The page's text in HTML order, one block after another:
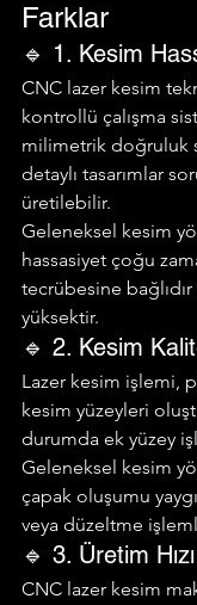
Farklar
🔹 1. Kesim
CNC lazer kesim
kontrollü çalışma
milimetrik doğruluk
detaylı tasarımlar
üretilebilir.
Geleneksel kesim
hassasiyet çoğu
tecrübesine bağlıdır
yüksektir.
🔹 2. Kesim
Lazer kesim işlemi,
kesim yüzeyleri
durumda ek yüzey
Geleneksel kesim
çapak oluşumu
veya düzeltme
🔹 3. Üretim
CNC lazer kesim